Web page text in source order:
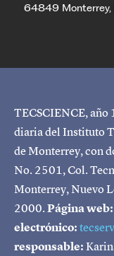
64849 Monterrey,
TECSCIENCE,
diaria del Instituto
de Monterrey, con
No. 2501, Col.
Monterrey, Nuevo
2000.Página web:
electrónico:
responsable: